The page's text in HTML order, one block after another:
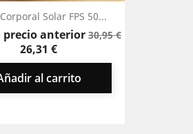
Solar FPS 50...
precio anteriorPrecio
30,95 €Precio
26,31 €
al carrito